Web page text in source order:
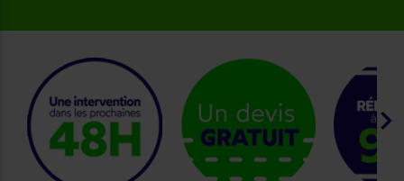
keyboard_arrow_right